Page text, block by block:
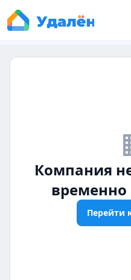
Компания
временно
Перейти